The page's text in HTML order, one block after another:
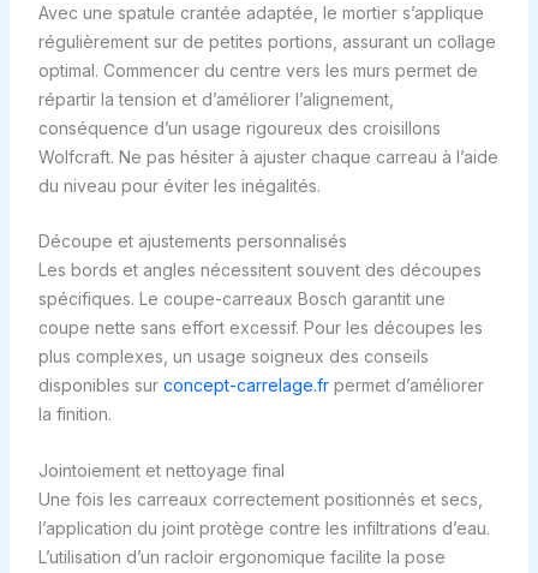
Avec une spatule crantée adaptée, le mortier s’applique
régulièrement sur de petites portions, assurant un collage
optimal. Commencer du centre vers les murs permet de
répartir la tension et d’améliorer l’alignement,
conséquence d’un usage rigoureux des croisillons
Wolfcraft. Ne pas hésiter à ajuster chaque carreau à l’aide
du niveau pour éviter les inégalités.
Découpe et ajustements personnalisés
Les bords et angles nécessitent souvent des découpes
spécifiques. Le coupe-carreaux Bosch garantit une
coupe nette sans effort excessif. Pour les découpes les
plus complexes, un usage soigneux des conseils
disponibles sur concept-carrelage.frpermet d’améliorer
la finition.
Jointoiement et nettoyage final
Une fois les carreaux correctement positionnés et secs,
l’application du joint protège contre les infiltrations d’eau.
L’utilisation d’un racloir ergonomique facilite la pose